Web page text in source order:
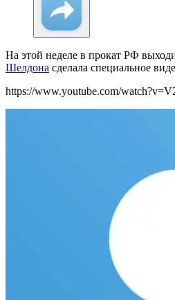
На этой неделе в прокат РФ
Шелдона сделала специальное
https://www.youtube.com/